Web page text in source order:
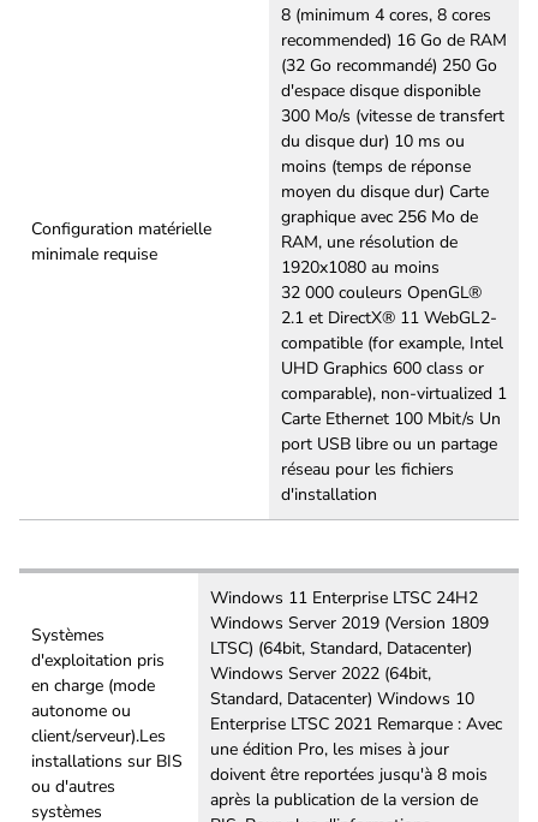
Configuration matérielle
minimale requise
8 (minimum 4 cores, 8 cores
recommended) 16 Go de RAM
(32 Go recommandé) 250 Go
d'espace disque disponible
300 Mo/s (vitesse de transfert
du disque dur) 10 ms ou
moins (temps de réponse
moyen du disque dur) Carte
graphique avec 256 Mo de
RAM, une résolution de
1920x1080 au moins
32 000 couleurs OpenGL®
2.1 et DirectX® 11 WebGL2-
compatible (for example, Intel
UHD Graphics 600 class or
comparable), non-virtualized 1
Carte Ethernet 100 Mbit/s Un
port USB libre ou un partage
réseau pour les fichiers
d'installation
Systèmes
d'exploitation pris
en charge (mode
autonome ou
client/serveur).Les
installations sur BIS
ou d'autres
systèmes
Windows 11 Enterprise LTSC 24H2
Windows Server 2019 (Version 1809
LTSC) (64bit, Standard, Datacenter)
Windows Server 2022 (64bit,
Standard, Datacenter) Windows 10
Enterprise LTSC 2021 Remarque : Avec
une édition Pro, les mises à jour
doivent être reportées jusqu'à 8 mois
après la publication de la version de